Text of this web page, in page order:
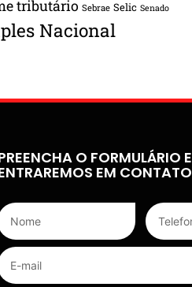
tributário Sebrae Selic Senado
Nacional
O FORMULÁRIO E
EM CONTATO